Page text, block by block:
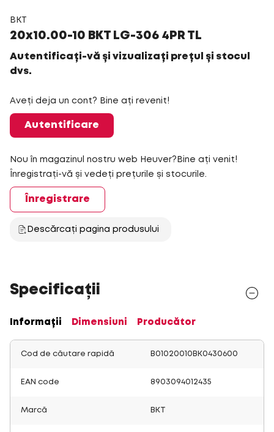
BKT
20x10.00-10 BKT LG-306 4PR TL
Autentificați-vă și vizualizați prețul și stocul
dvs.
Aveți deja un cont? Bine ați revenit!
Autentificare
Nou în magazinul nostru web Heuver?Bine ați venit!
Înregistrați-vă și vedeți prețurile și stocurile.
Înregistrare
Descărcați pagina produsului
Specificații
Informații Dimensiuni Producător
Cod de căutare rapidă B01020010BK0430600
EAN code 8903094012435
Marcă BKT